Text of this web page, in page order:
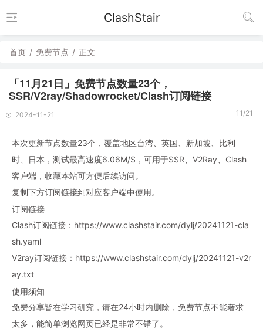
ClashStair
首页 / 免费节点 / 正文
「11月21日」免费节点数量23个，
SSR/V2ray/Shadowrocket/Clash订阅链接
2024-11-21 11/21
本次更新节点数量23个，覆盖地区台湾、英国、新加坡、比利
时、日本，测试最高速度6.06M/S，可用于SSR、V2Ray、Clash
客户端，收藏本站可方便后续访问。
复制下方订阅链接到对应客户端中使用。
订阅链接
Clash订阅链接：https://www.clashstair.com/dylj/20241121-cla
sh.yaml
V2ray订阅链接：https://www.clashstair.com/dylj/20241121-v2r
ay.txt
使用须知
免费分享皆在学习研究，请在24小时内删除，免费节点不能奢求
太多，能简单浏览网页已经是非常不错了。